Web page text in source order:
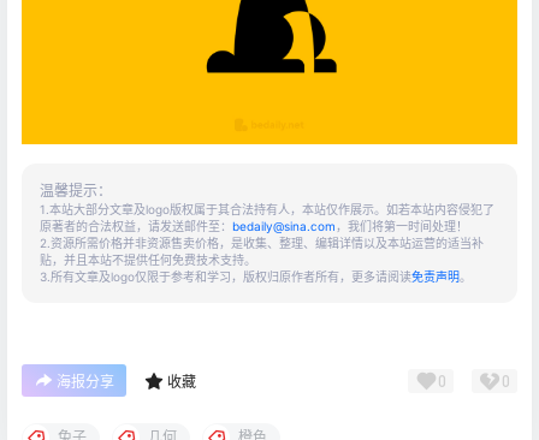
温馨提示：
1.本站大部分文章及logo版权属于其合法持有人，本站仅作展示。如若本站内容侵犯了
原著者的合法权益，请发送邮件至： bedaily@sina.com ，我们将第一时间处理！
2.资源所需价格并非资源售卖价格，是收集、整理、编辑详情以及本站运营的适当补
贴，并且本站不提供任何免费技术支持。
3.所有文章及logo仅限于参考和学习，版权归原作者所有，更多请阅读免责声明。
海报分享 收藏 0 0